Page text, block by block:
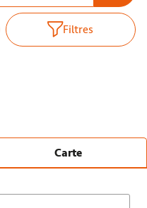
Filtres
Carte